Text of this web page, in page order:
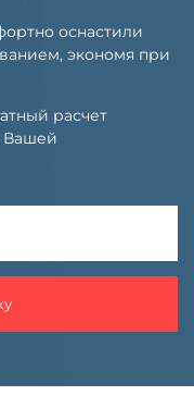
оснастили
экономя при
расчет
Вашей